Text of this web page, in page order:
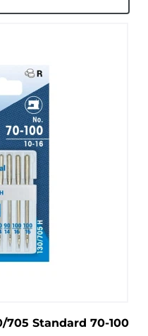
705 Standard 70-100